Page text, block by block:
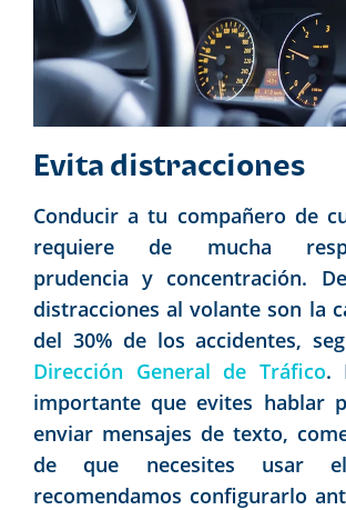
Evita distracciones
Conducir a tu compañero de
requiere de mucha
prudencia y concentración.
distracciones al volante son la
del 30% de los accidentes,
Dirección General de Tráfico.
importante que evites hablar
enviar mensajes de texto,
de que necesites usar
recomendamos configurarlo